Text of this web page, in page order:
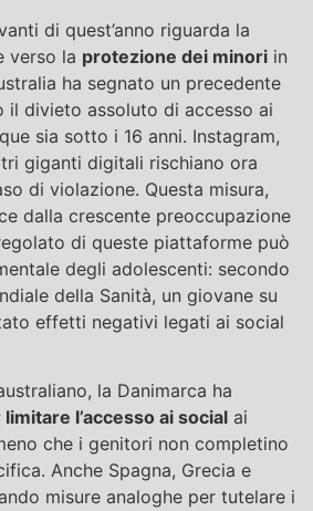
di quest’anno riguarda la
verso la protezione dei minori in
ha segnato un precedente
il divieto assoluto di accesso ai
sia sotto i 16 anni. Instagram,
giganti digitali rischiano ora
di violazione. Questa misura,
dalla crescente preoccupazione
di queste piattaforme può
degli adolescenti: secondo
della Sanità, un giovane su
effetti negativi legati ai social
la Danimarca ha
l’accesso ai social ai
che i genitori non completino
Anche Spagna, Grecia e
misure analoghe per tutelare i